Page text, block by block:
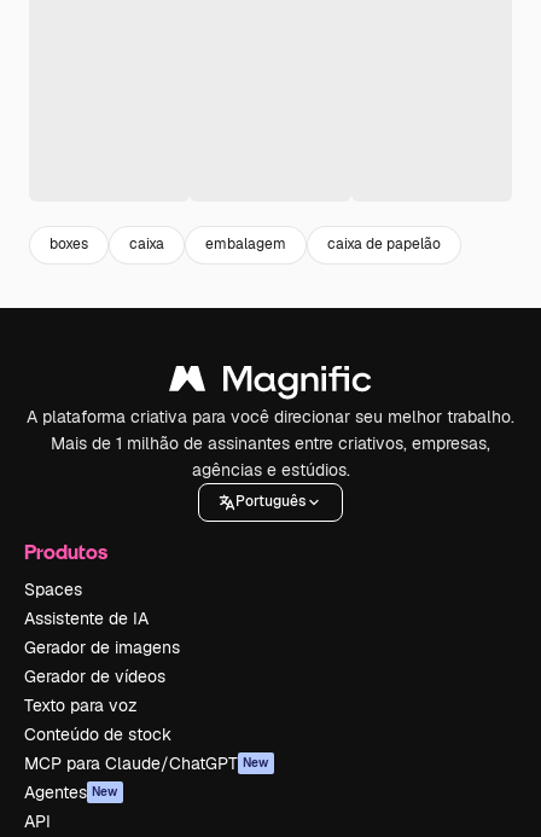
boxes caixa embalagem caixa de papelão
A plataforma criativa para você direcionar seu melhor trabalho.
Mais de 1 milhão de assinantes entre criativos, empresas,
agências e estúdios.
Português
Produtos
Spaces
Assistente de IA
Gerador de imagens
Gerador de vídeos
Texto para voz
Conteúdo de stock
MCP para Claude/ChatGPT New
Agentes New
API